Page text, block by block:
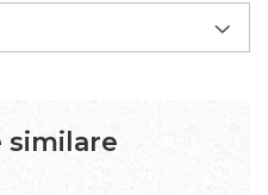
similare